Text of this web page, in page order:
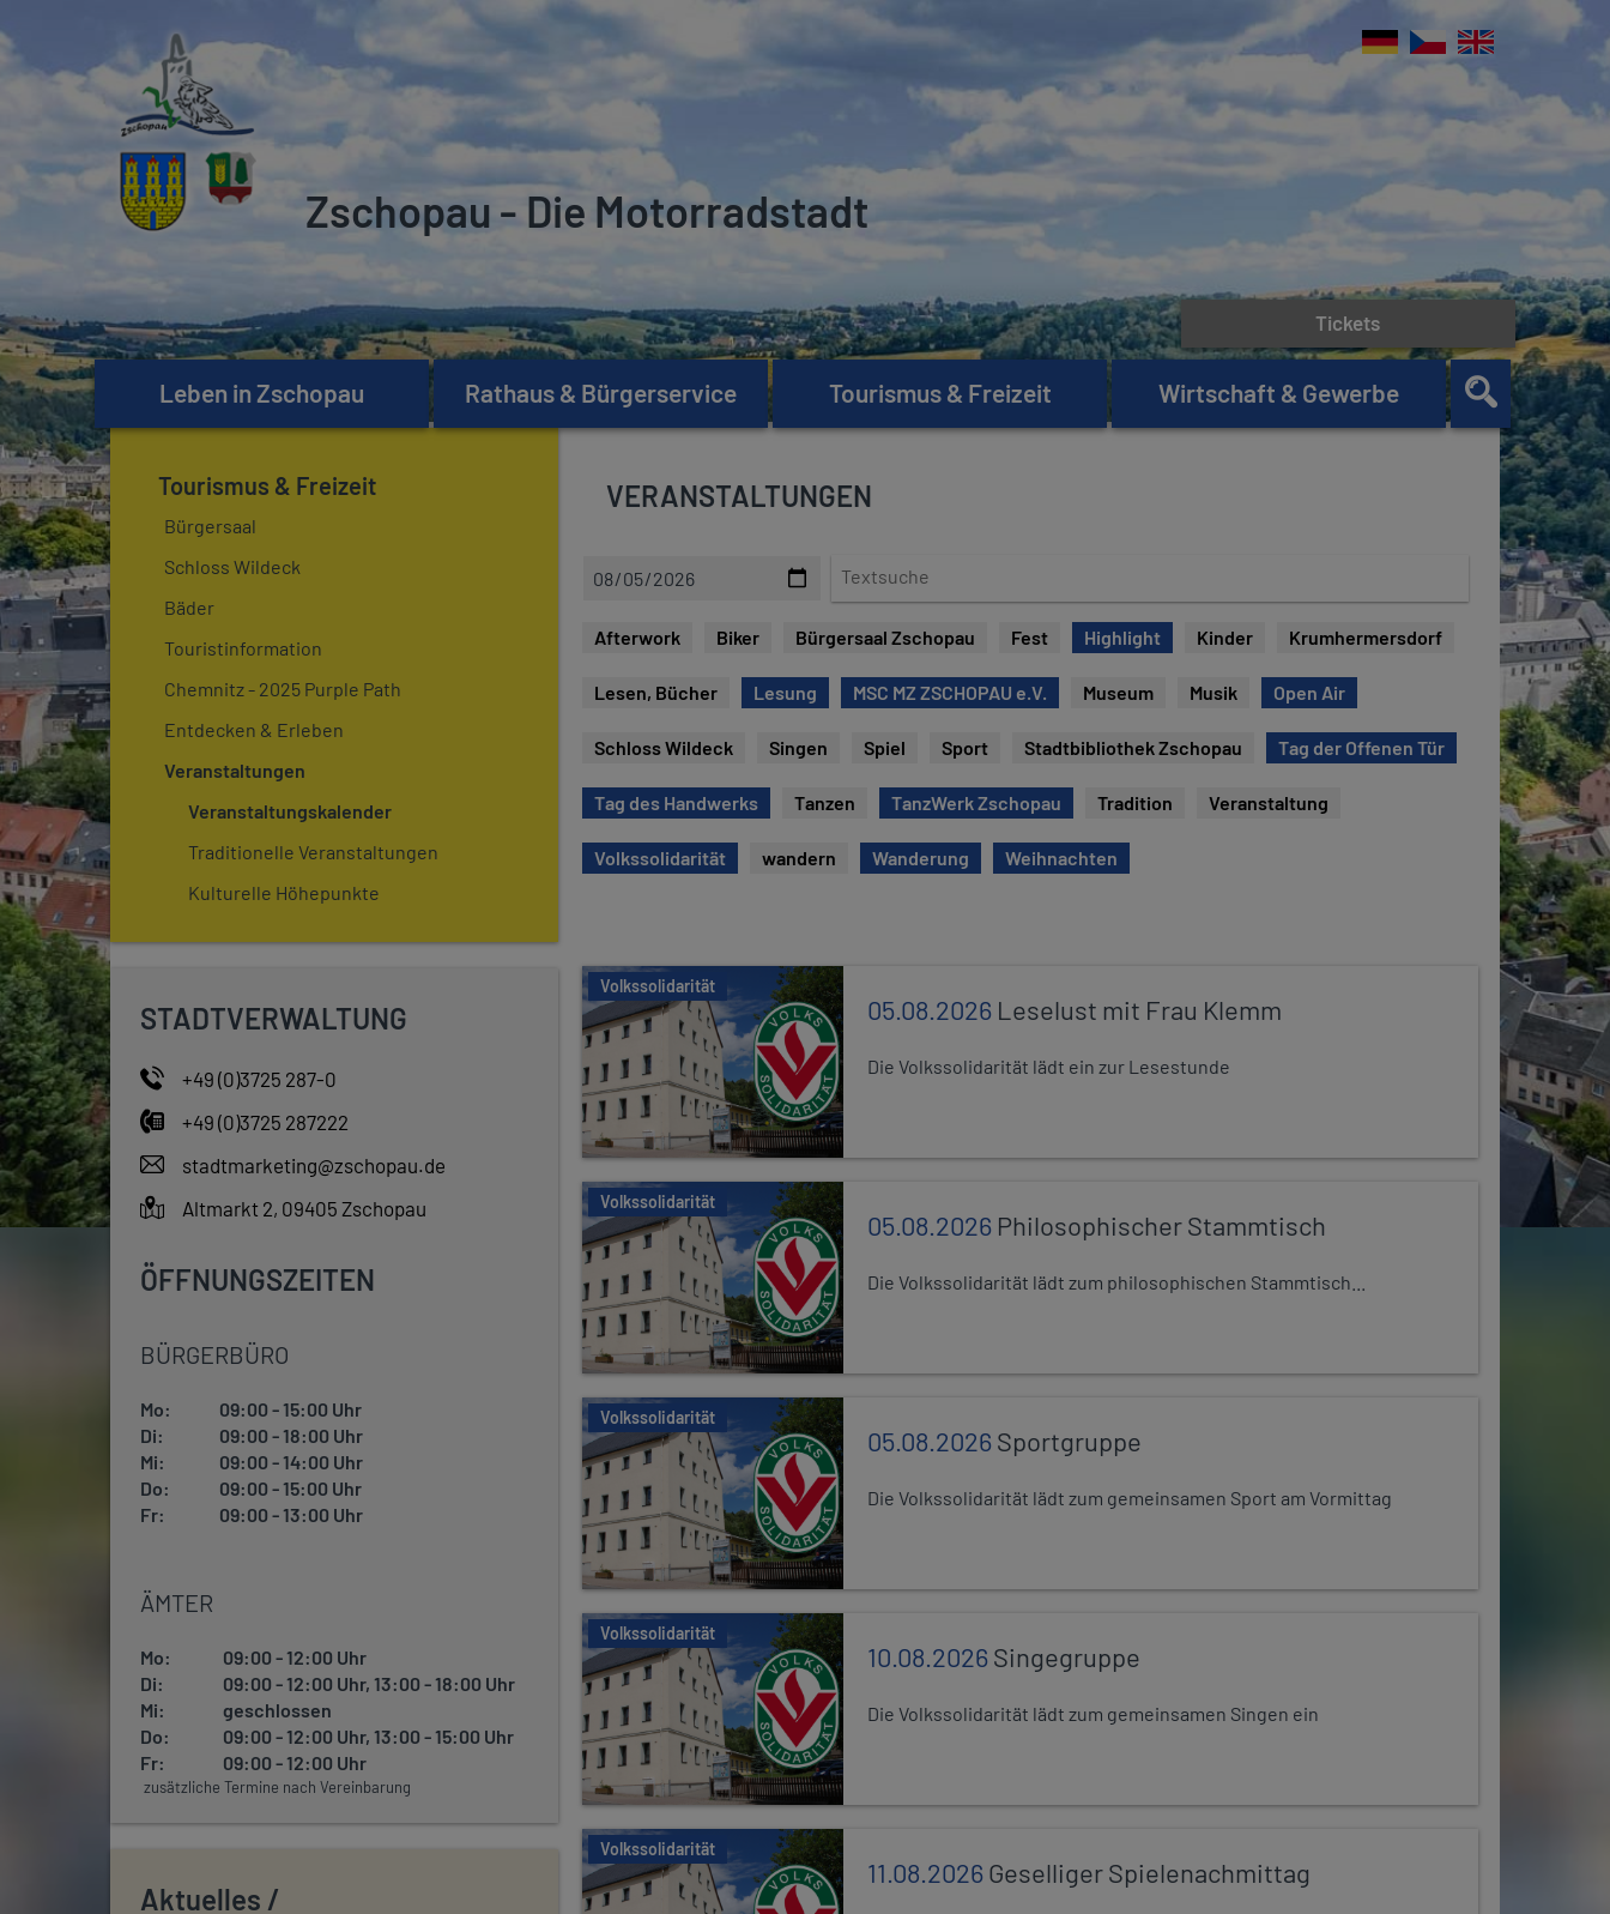
Zschopau - Die Motorradstadt
Leben in Zschopau Rathaus & Bürgerservice Tourismus & Freizeit Wirtschaft & Gewerbe
Tickets
Tourismus & Freizeit
Bürgersaal
Schloss Wildeck
Bäder
Touristinformation
Chemnitz - 2025 Purple Path
Entdecken & Erleben
Veranstaltungen
Veranstaltungskalender
Traditionelle Veranstaltungen
Kulturelle Höhepunkte
STADTVERWALTUNG
+49 (0)3725 287-0
+49 (0)3725 287222
stadtmarketing@zschopau.de
Altmarkt 2, 09405 Zschopau
ÖFFNUNGSZEITEN
BÜRGERBÜRO
Mo:
09:00 - 15:00 Uhr
Di:
09:00 - 18:00 Uhr
Mi:
09:00 - 14:00 Uhr
Do:
09:00 - 15:00 Uhr
Fr:
09:00 - 13:00 Uhr
ÄMTER
Mo:
09:00 - 12:00 Uhr
Di:
09:00 - 12:00 Uhr, 13:00 - 18:00 Uhr
Mi:
geschlossen
Do:
09:00 - 12:00 Uhr, 13:00 - 15:00 Uhr
Fr:
09:00 - 12:00 Uhr
zusätzliche Termine nach Vereinbarung
Aktuelles /
VERANSTALTUNGEN
t
Afterwork Biker Bürgersaal Zschopau Fest Highlight Kinder Krumhermersdorf
Lesen, Bücher Lesung MSC MZ ZSCHOPAU e.V. Museum Musik Open Air
Schloss Wildeck Singen Spiel Sport Stadtbibliothek Zschopau Tag der Offenen Tür
Tag des Handwerks Tanzen TanzWerk Zschopau Tradition Veranstaltung
Volkssolidarität wandern Wanderung Weihnachten
Volkssolidarität
05.08.2026 Leselust mit Frau Klemm
Die Volkssolidarität lädt ein zur Lesestunde
Volkssolidarität
05.08.2026 Philosophischer Stammtisch
Die Volkssolidarität lädt zum philosophischen Stammtisch...
Volkssolidarität
05.08.2026Sportgruppe
Die Volkssolidarität lädt zum gemeinsamen Sport am Vormittag
Volkssolidarität
10.08.2026Singegruppe
Die Volkssolidarität lädt zum gemeinsamen Singen ein
Volkssolidarität
11.08.2026Geselliger Spielenachmittag